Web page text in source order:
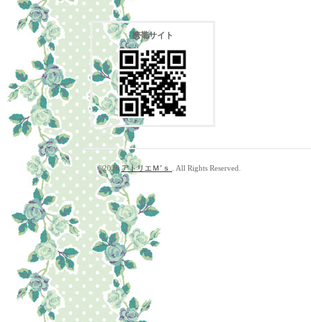
携帯サイト
©2026アトリエＭ’ｓ . All Rights Reserved.